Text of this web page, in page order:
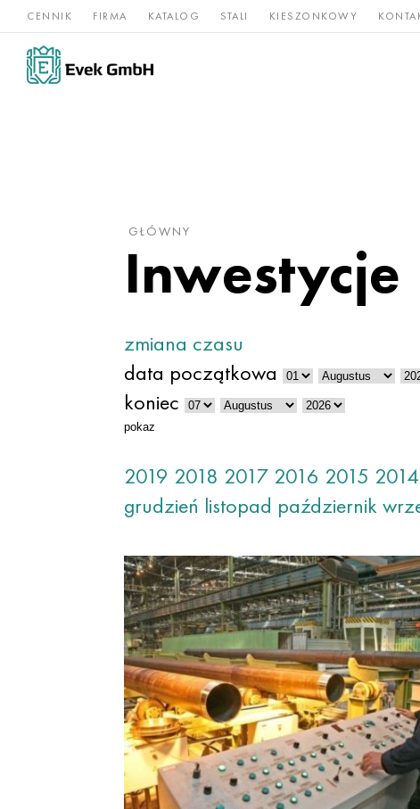
CENNIK FIRMA KATALOG STALI KIESZONKOWY
Stopy
niklu
Stal
GŁÓWNY
Inwestycje
zmiana czasu
data początkowa
koniec
pokaz
2019 2018 2017 2016 2015 2014
grudzień listopad październik